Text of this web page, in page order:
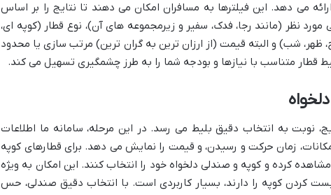
می دهد. این فیلترها به مسافران امکان می دهند تا نتایج را بر اساس
نظر (مانند رجا، فدک، سفیر و زیرمجموعه های آن)، نوع قطار (کوپه ای،
ظهر، شب) و البته قیمت (از ارزان ترین به گران ترین) مرتب سازی یا محدود
قطار متناسب با نیازها و بودجه شما را به طرز چشمگیری تسهیل می کند.
نوبت به انتخاب دقیق بلیط می رسد. در این مرحله، سامانه ما اطلاعات
زمان حرکت و رسیدن، و قیمت را نمایش می دهد. برای قطارهای کوپه
کرده و کوپه و صندلی دلخواه خود را انتخاب کنند. این امکان به ویژه
کردن کوپه را دارند، بسیار کاربردی است. با انتخاب دقیق صندلی، حس